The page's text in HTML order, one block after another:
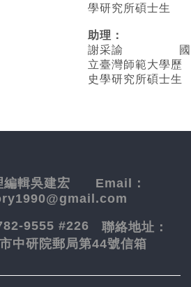
學研究所碩士生
助理：
謝采諭
國
立臺灣師範大學歷
史學研究所碩士生
編輯吳建宏 Email：
9555 #226 聯絡地址：
中研院郵局第44號信箱